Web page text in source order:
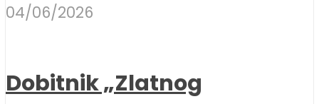
04/06/2026
Dobitnik „Zlatnog